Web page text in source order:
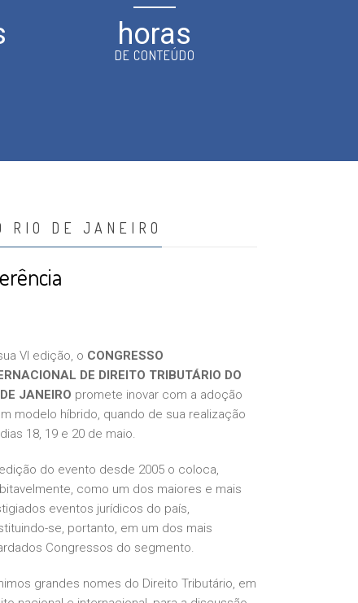
horas
DE CONTEÚDO
RIO DE JANEIRO
VI edição, o CONGRESSO
DE DIREITO TRIBUTÁRIO DO
JANEIRO promete inovar com a adoção
modelo híbrido, quando de sua realização
18, 19 e 20 de maio.
do evento desde 2005 o coloca,
como um dos maiores e mais
eventos jurídicos do país,
se, portanto, em um dos mais
Congressos do segmento.
grandes nomes do Direito Tributário, em